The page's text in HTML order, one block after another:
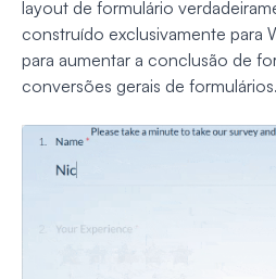
layout de formulário
construído exclusivamente para
para aumentar a conclusão de
conversões gerais de formulários.